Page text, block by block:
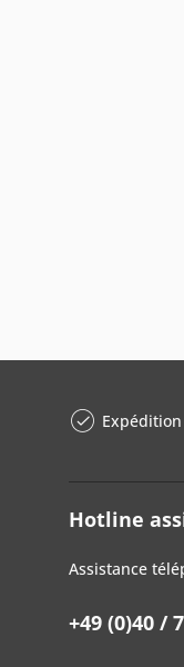
Hotline
Assistance
+49 (0)40 /